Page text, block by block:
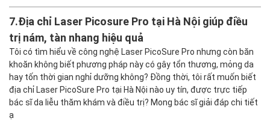
7.Địa chỉ Laser Picosure Pro tại Hà Nội giúp điều
trị nám, tàn nhang hiệu quả
Tôi có tìm hiểu về công nghệ Laser PicoSure Pro nhưng còn băn
khoăn không biết phương pháp này có gây tổn thương, mỏng da
hay tốn thời gian nghỉ dưỡng không? Đồng thời, tôi rất muốn biết
địa chỉ Laser PicoSure Pro tại Hà Nội nào uy tín, được trực tiếp
bác sĩ da liễu thăm khám và điều trị? Mong bác sĩ giải đáp chi tiết
ạ